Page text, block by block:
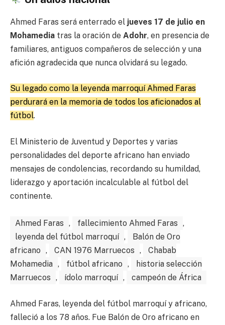
Ahmed Faras será enterrado el jueves 17 de julio en
Mohamedia tras la oración de Adohr, en presencia de
familiares, antiguos compañeros de selección y una
afición agradecida que nunca olvidará su legado.
Su legado como la leyenda marroquí Ahmed Faras
perdurará en la memoria de todos los aficionados al
fútbol.
El Ministerio de Juventud y Deportes y varias
personalidades del deporte africano han enviado
mensajes de condolencias, recordando su humildad,
liderazgo y aportación incalculable al fútbol del
continente.
Ahmed Faras , fallecimiento Ahmed Faras ,
leyenda del fútbol marroquí ,
Balón de Oro
africano , CAN 1976 Marruecos ,
Chabab
Mohamedia , fútbol africano ,
historia selección
Marruecos , ídolo marroquí , campeón de África
Ahmed Faras, leyenda del fútbol marroquí y africano,
falleció a los 78 años. Fue Balón de Oro africano en